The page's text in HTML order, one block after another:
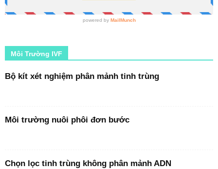
Môi Trường IVF
Bộ kít xét nghiệm phân mảnh tinh trùng
Môi trường nuôi phôi đơn bước
Chọn lọc tinh trùng không phân mảnh ADN